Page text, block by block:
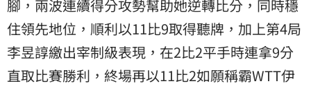
腳，兩波連續得分攻勢幫助她逆轉比分，同時穩
住領先地位，順利以11比9取得聽牌，加上第4局
李昱諄繳出宰制級表現，在2比2平手時連拿9分
直取比賽勝利，終場再以11比2如願稱霸WTT伊